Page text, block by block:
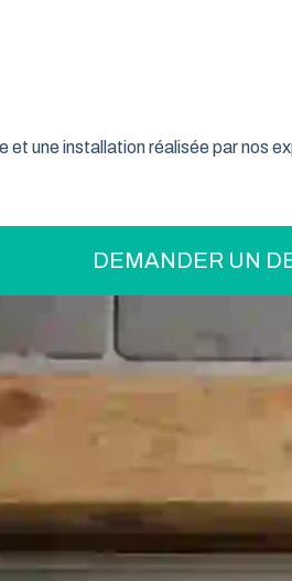
pour optimiser votre
confiance à ce type de porte
et une installation réalisée par nos
DEMANDER UN